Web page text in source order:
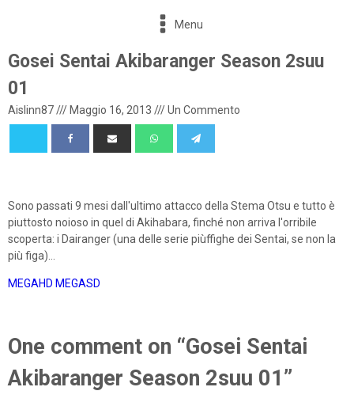
Menu
Gosei Sentai Akibaranger Season 2suu
01
Aislinn87/// Maggio 16, 2013 ///Un Commento
Sono passati 9 mesi dall'ultimo attacco della Stema Otsu e tutto è
piuttosto noioso in quel di Akihabara, finché non arriva l'orribile
scoperta: i Dairanger (una delle serie piùffighe dei Sentai, se non la
più figa)...
MEGAHD MEGASD
One comment on “Gosei Sentai
Akibaranger Season 2suu 01”